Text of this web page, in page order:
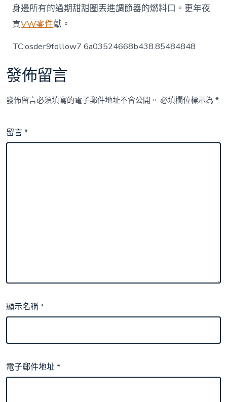
身邊所有的過期甜甜圈丟進調節器的燃料口。更年夜
貢VW零件獻。
TC:osder9follow7 6a03524668b438.85484848
發佈留言
發佈留言必須填寫的電子郵件地址不會公開。 必填欄位標示為*
留言*
顯示名稱*
電子郵件地址*